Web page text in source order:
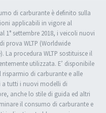
di carburante è definito sulla
applicabili in vigore al
settembre 2018, i veicoli nuovi
prova WLTP (Worldwide
La procedura WLTP sostituisce il
utilizzata. E’ disponibile
risparmio di carburante e alle
a tutti i nuovi modelli di
anche lo stile di guida ed altri
il consumo di carburante e